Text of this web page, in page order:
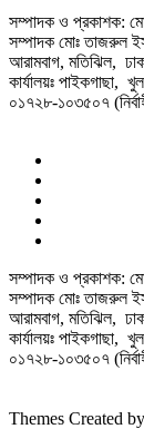
সম্পাদক ও প্রকাশক:
সম্পাদক মোঃ তাজরুল‌‌
আরামবাগ, মতিঝিল,
কার্যালয়ঃ
০১৭২৮-১০৩৫০৭
সম্পাদক ও প্রকাশক:
সম্পাদক মোঃ তাজরুল‌‌
আরামবাগ, মতিঝিল,
কার্যালয়ঃ
০১৭২৮-১০৩৫০৭
Themes Created by